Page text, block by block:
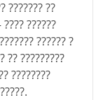
??????? ??
???? ??????
?????? ?
?? ?????????
????????